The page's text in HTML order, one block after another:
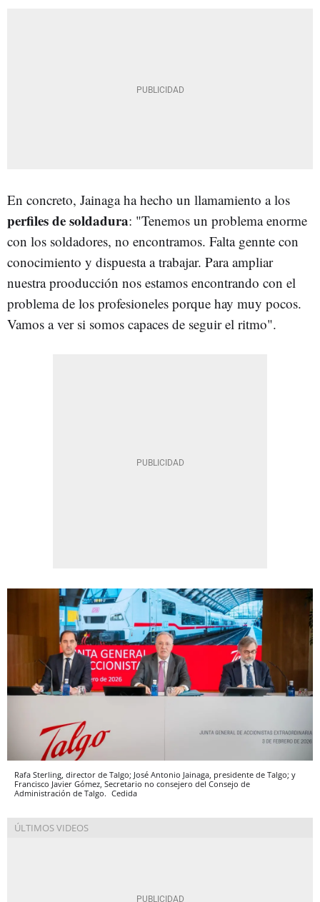
En concreto, Jainaga ha hecho un llamamiento a los
perfiles de soldadura: "Tenemos un problema enorme
con los soldadores, no encontramos. Falta gennte con
conocimiento y dispuesta a trabajar. Para ampliar
nuestra prooducción nos estamos encontrando con el
problema de los profesioneles porque hay muy pocos.
Vamos a ver si somos capaces de seguir el ritmo".
Rafa Sterling, director de Talgo; José Antonio Jainaga, presidente de Talgo; y
Francisco Javier Gómez, Secretario no consejero del Consejo de
Administración de Talgo. Cedida